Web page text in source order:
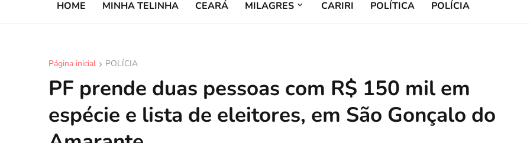
HOME MINHA TELINHA CEARÁ MILAGRES CARIRI POLÍTICA POLÍCIA
Página inicial POLÍCIA
PF prende duas pessoas com R$ 150 mil em
espécie e lista de eleitores, em São Gonçalo do